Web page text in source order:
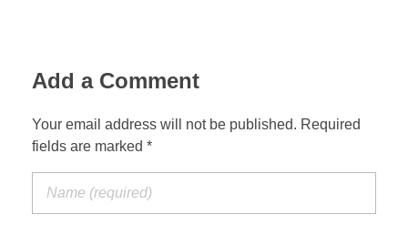
Add a Comment
Your email address will not be published. Required
fields are marked *